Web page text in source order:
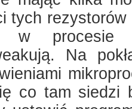
tych
w procesie
Na
co tam siedzi